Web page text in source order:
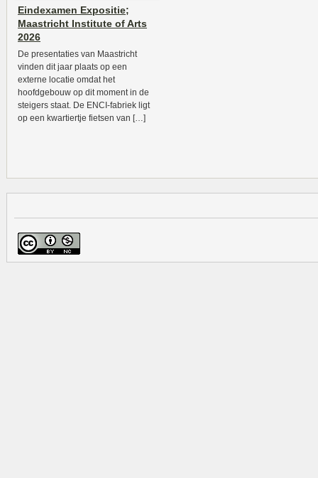
Eindexamen Expositie;
Maastricht Institute of Arts
2026
De presentaties van Maastricht
vinden dit jaar plaats op een
externe locatie omdat het
hoofdgebouw op dit moment in de
steigers staat. De ENCI-fabriek ligt
op een kwartiertje fietsen van […]